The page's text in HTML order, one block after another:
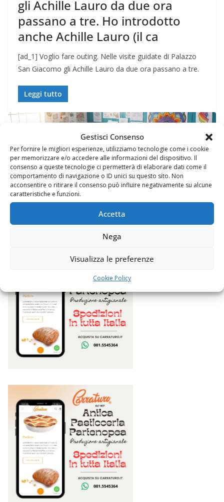
Gestisci Consenso
Per fornire le migliori esperienze, utilizziamo tecnologie come i cookie
per memorizzare e/o accedere alle informazioni del dispositivo. Il
consenso a queste tecnologie ci permetterà di elaborare dati come il
comportamento di navigazione o ID unici su questo sito. Non
acconsentire o ritirare il consenso può influire negativamente su alcune
caratteristiche e funzioni.
Accetta
Nega
Visualizza le preferenze
Cookie Policy
gli Achille Lauro da due ora
passano a tre. Ho introdotto
anche Achille Lauro (il ca
[ad_1] Voglio fare outing. Nelle visite guidate di Palazzo
San Giacomo gli Achille Lauro da due ora passano a tre.
Leggi tutto
WEB E COMUNICAZIONE
Prupix Studio Grafico
Felice Balsamo